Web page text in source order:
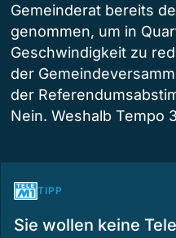
Gemeinderat bereits
genommen, um in
Geschwindigkeit zu
der
der
Nein. Weshalb Tempo
TIPP
Sie wollen keine